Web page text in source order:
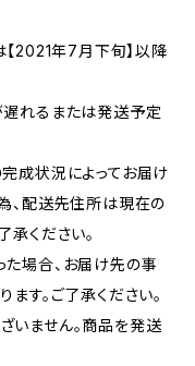
2021年7月下旬】以降
れるまたは発送予定
成状況によってお届け
、配送先住所は現在の
ください。
場合、お届け先の事
す。ご了承ください。
ません。商品を発送